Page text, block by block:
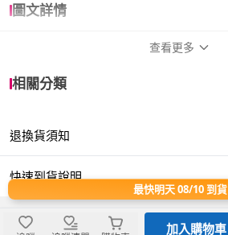
圖文詳情
類型
保固資訊
2年保固期
2年保固
查看更多
相關分類
退換貨須知
快速到貨說明
最快明天 08/10 到貨
加入購物車